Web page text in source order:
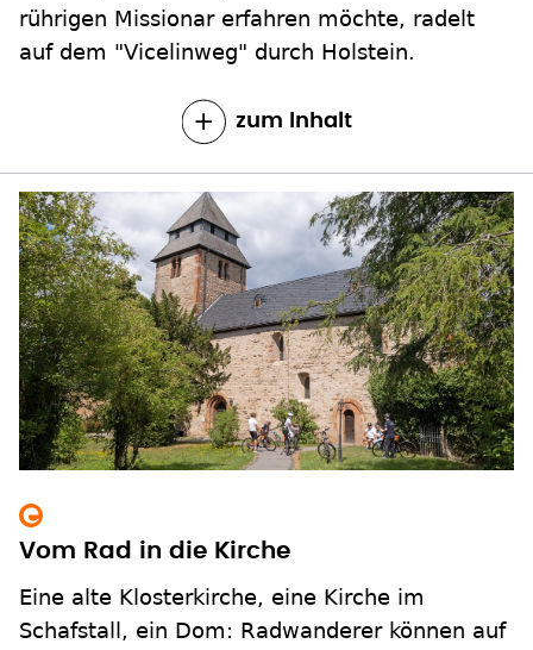
rührigen Missionar erfahren möchte, radelt
auf dem "Vicelinweg" durch Holstein.
zum Inhalt
Vom Rad in die Kirche
Eine alte Klosterkirche, eine Kirche im
Schafstall, ein Dom: Radwanderer können auf